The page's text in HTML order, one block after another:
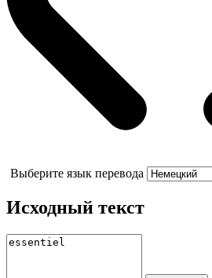
Выберите язык перевода
Исходный текст